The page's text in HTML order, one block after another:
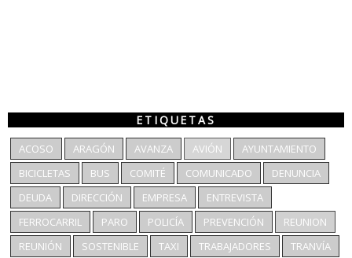
ETIQUETAS
ACOSO ARAGÓN AVANZA AVIÓN
AYUNTAMIENTO
BICICLETAS
BUS COMITÉ COMUNICADO
DENUNCIA
DEUDA
DIRECCIÓN EMPRESA
ENTREVISTA
FERROCARRIL
PARO POLICÍA PREVENCIÓN
REUNION
REUNIÓN
SOSTENIBLE TAXI TRABAJADORES TRANVÍA